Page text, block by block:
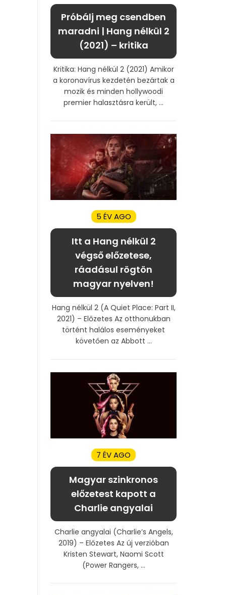
Próbálj meg csendben
maradni | Hang nélkül 2
(2021) – kritika
Kritika: Hang nélkül 2 (2021) Amikor
a koronavírus kezdetén bezártak a
mozik és minden hollywoodi
premier halasztásra került, ...
5 ÉV AGO
Itt a Hang nélkül 2
végső előzetese,
ráadásul rögtön
magyar nyelven!
Hang nélkül 2 (A Quiet Place: Part II,
2021) – Előzetes Az otthonukban
történt halálos eseményeket
követően az Abbott ...
7 ÉV AGO
Magyar szinkronos
előzetest kapott a
Charlie angyalai
Charlie angyalai (Charlie’s Angels,
2019) – Előzetes Az új verzióban
Kristen Stewart, Naomi Scott
(Power Rangers, ...